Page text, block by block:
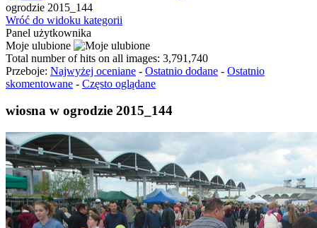
ogrodzie 2015_144
Wróć do widoku kategorii
Panel użytkownika
Moje ulubione
Total number of hits on all images: 3,791,740
Przeboje: Najwyżej oceniane - Ostatnio dodane - Ostatnio
skomentowane - Często oglądane
wiosna w ogrodzie 2015_144